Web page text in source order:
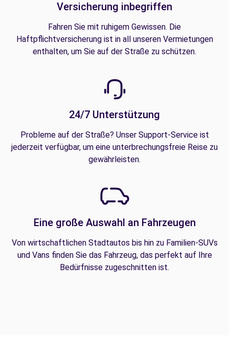
Versicherung inbegriffen
Fahren Sie mit ruhigem Gewissen. Die
Haftpflichtversicherung ist in all unseren Vermietungen
enthalten, um Sie auf der Straße zu schützen.
24/7 Unterstützung
Probleme auf der Straße? Unser Support-Service ist
jederzeit verfügbar, um eine unterbrechungsfreie Reise zu
gewährleisten.
Eine große Auswahl an Fahrzeugen
Von wirtschaftlichen Stadtautos bis hin zu Familien-SUVs
und Vans finden Sie das Fahrzeug, das perfekt auf Ihre
Bedürfnisse zugeschnitten ist.